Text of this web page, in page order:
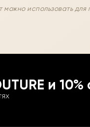
можно использовать
и